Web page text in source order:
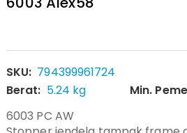
SKU: 794399961724
Berat: 5.24 kg Min.
6003 PC AW